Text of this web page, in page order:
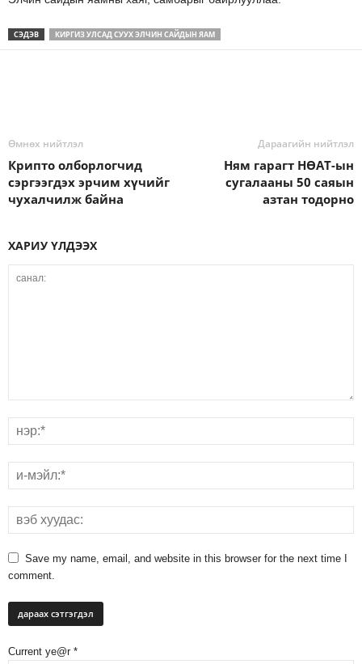
СЭДЭВ КИРГИЗ УЛСАД СУУХ ЭЛЧИН САЙДЫН ЯАМ
Өмнөх нийтлэл
Крипто олборлогчид
сэргээгдэх эрчим хүчийг
чухалчилж байна
Дараагийн нийтлэл
Ням гарагт НӨАТ-ын
сугалааны 50 саяын
азтан тодорно
ХАРИУ ҮЛДЭЭХ
Save my name, email, and website in this browser for the next time I
comment.
Current ye@r *